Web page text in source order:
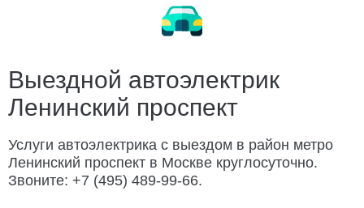
Ремонт электрооборудования
Разблокировать техноблок
Изготовление ключей
Открыть капот Открыть багажник
Слить топливо Ремонт замка зажигания
Выездной автоэлектрик
Ленинский проспект
Услуги автоэлектрика с выездом в район метро
Ленинский проспект в Москве круглосуточно.
Звоните: +7 (495) 489-99-66.